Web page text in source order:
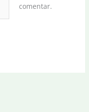
comentar.